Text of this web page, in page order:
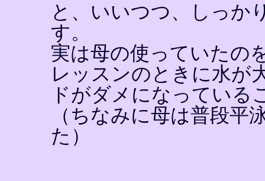
と、いいつつ、しっか
す。
実は母の使っていたの
レッスンのときに水が
ドがダメになっている
（ちなみに母は普段平
た）